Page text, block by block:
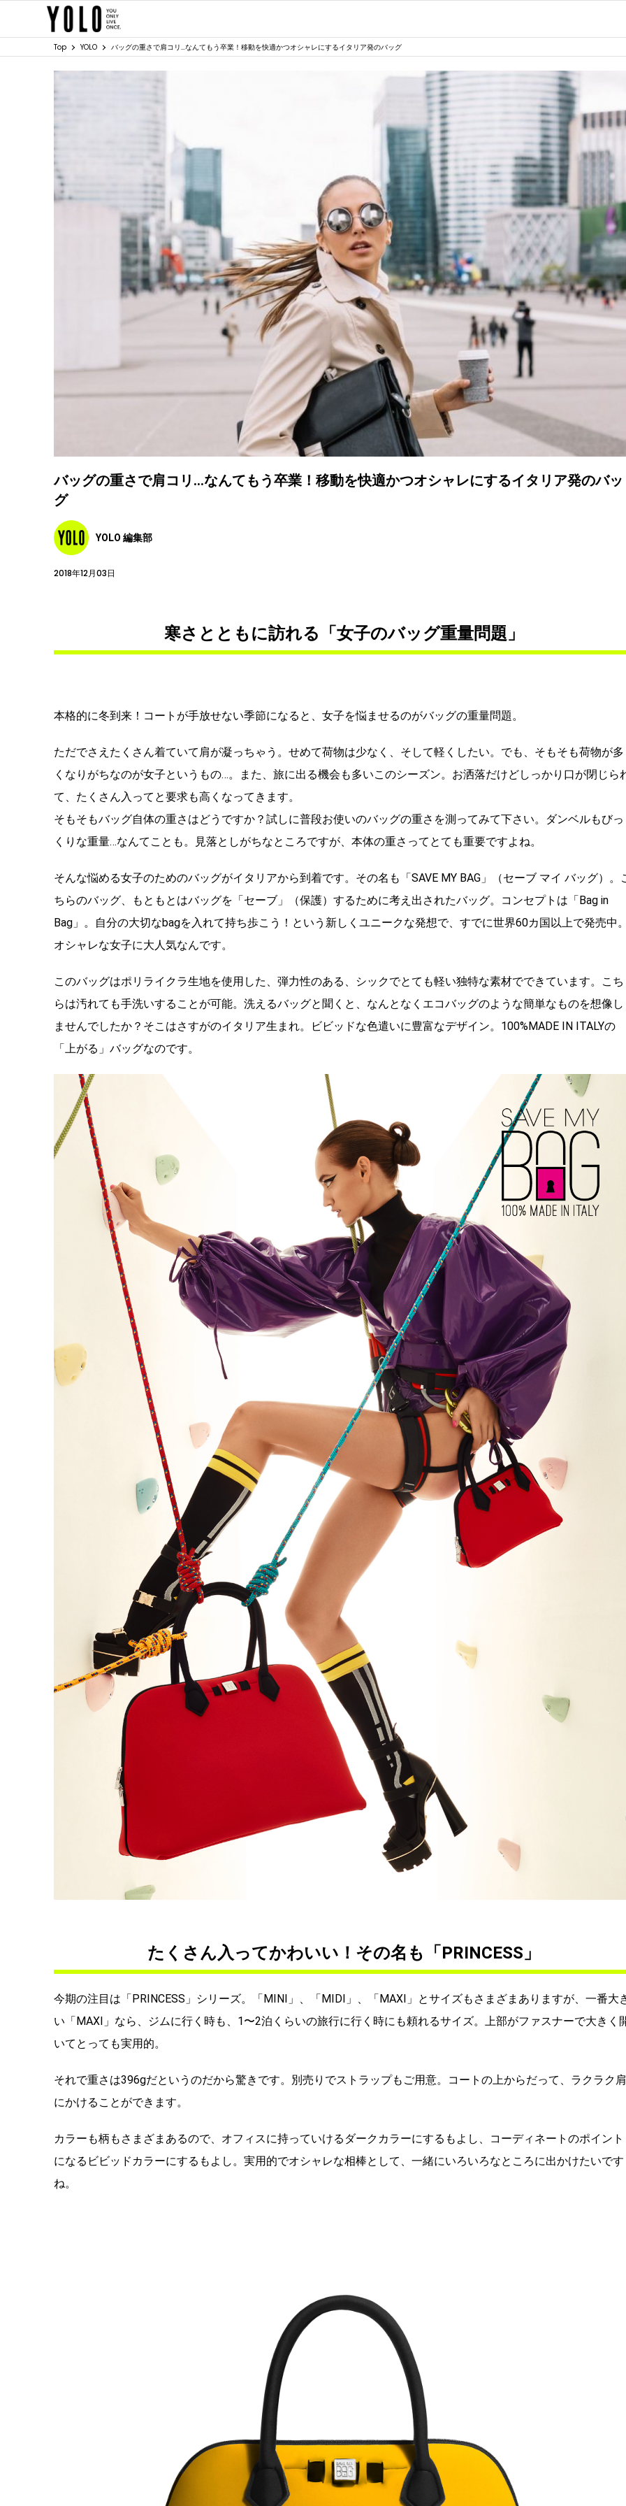
Top YOLO バッグの重さで肩コリ…なんてもう卒業！移動を快適かつオシャレにするイタリア発のバッグ
バッグの重さで肩コリ…なんてもう卒業！移動を快適かつオシャレにするイタリア発のバッ
グ
YOLO 編集部
2018年12月03日
寒さとともに訪れる「女子のバッグ重量問題」
本格的に冬到来！コートが手放せない季節になると、女子を悩ませるのがバッグの重量問題。
ただでさえたくさん着ていて肩が凝っちゃう。せめて荷物は少なく、そして軽くしたい。でも、そもそも荷物が多
くなりがちなのが女子というもの…。また、旅に出る機会も多いこのシーズン。お洒落だけどしっかり口が閉じら
て、たくさん入ってと要求も高くなってきます。
そもそもバッグ自体の重さはどうですか？試しに普段お使いのバッグの重さを測ってみて下さい。ダンベルもびっ
くりな重量…なんてことも。見落としがちなところですが、本体の重さってとても重要ですよね。
そんな悩める女子のためのバッグがイタリアから到着です。その名も「SAVE MY BAG」（セーブ マイ バッグ）。
ちらのバッグ、もともとはバッグを「セーブ」（保護）するために考え出されたバッグ。コンセプトは「Bag in
Bag」。自分の大切なbagを入れて持ち歩こう！という新しくユニークな発想で、すでに世界60カ国以上で発売中。
オシャレな女子に大人気なんです。
このバッグはポリライクラ生地を使用した、弾力性のある、シックでとても軽い独特な素材でできています。こち
らは汚れても手洗いすることが可能。洗えるバッグと聞くと、なんとなくエコバッグのような簡単なものを想像し
ませんでしたか？そこはさすがのイタリア生まれ。ビビッドな色遣いに豊富なデザイン。100%MADE IN ITALYの
「上がる」バッグなのです。
たくさん入ってかわいい！その名も「PRINCESS」
今期の注目は「PRINCESS」シリーズ。「MINI」、「MIDI」、「MAXI」とサイズもさまざまありますが、一番大
い「MAXI」なら、ジムに行く時も、1〜2泊くらいの旅行に行く時にも頼れるサイズ。上部がファスナーで大きく
いてとっても実用的。
それで重さは396gだというのだから驚きです。別売りでストラップもご用意。コートの上からだって、ラクラク肩
にかけることができます。
カラーも柄もさまざまあるので、オフィスに持っていけるダークカラーにするもよし、コーディネートのポイント
になるビビッドカラーにするもよし。実用的でオシャレな相棒として、一緒にいろいろなところに出かけたいです
ね。